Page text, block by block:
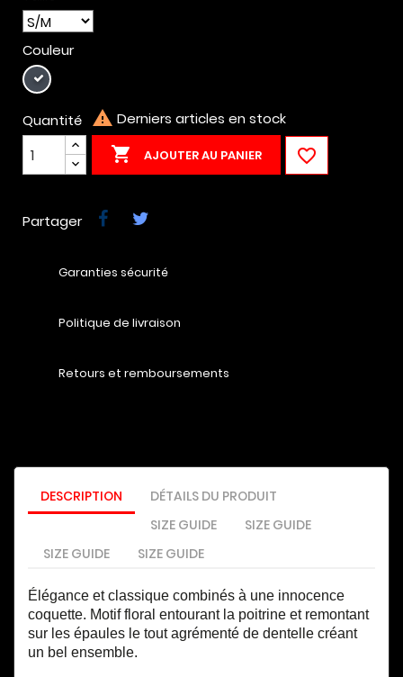
Couleur
Noir
Quantité
 AJOUTER AU PANIER
 Derniers articles en stock

Partager
Garanties sécurité
Politique de livraison
Retours et remboursements
DESCRIPTION
DÉTAILS DU PRODUIT
SIZE GUIDE
SIZE GUIDE
SIZE GUIDE
SIZE GUIDE
Élégance et classique combinés à une innocence
coquette. Motif floral entourant la poitrine et remontant
sur les épaules le tout agrémenté de dentelle créant
un bel ensemble.